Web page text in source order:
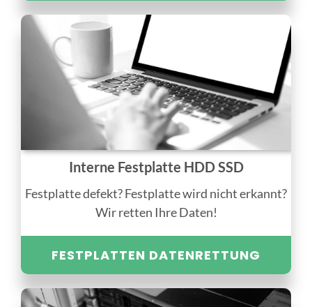
Interne Festplatte HDD SSD
Festplatte defekt? Festplatte wird nicht erkannt?
Wir retten Ihre Daten!
FESTPLATTEN DATENRETTUNG